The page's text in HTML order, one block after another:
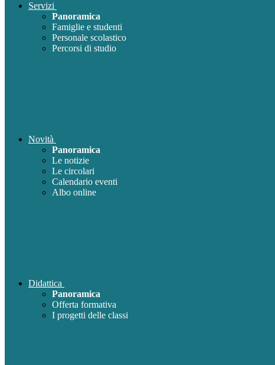
Servizi
Panoramica
Famiglie e studenti
Personale scolastico
Percorsi di studio
Novità
Panoramica
Le notizie
Le circolari
Calendario eventi
Albo online
Didattica
Panoramica
Offerta formativa
I progetti delle classi